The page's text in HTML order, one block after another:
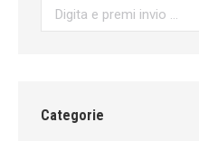
Search:
Categorie